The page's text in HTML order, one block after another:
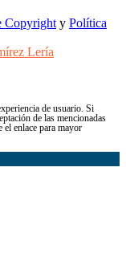
Copyright y Política
Lería
de usuario. Si
de las mencionadas
el enlace para mayor